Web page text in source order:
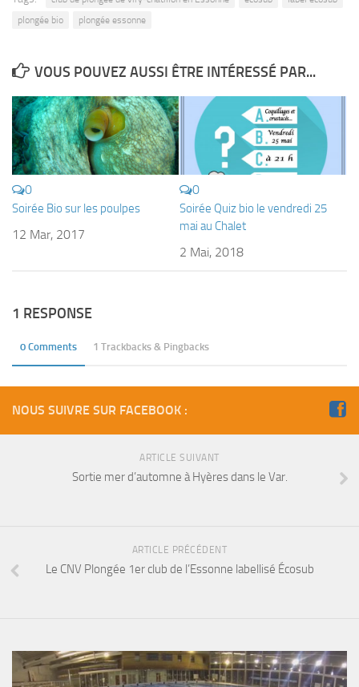
APNEE
SORTIES
Sorties 2026
Sorties 2025
Sorties 2024
Sorties 2019
Sorties 2016
Sorties 2015
AUDIOVISUEL
Peinture
plongée bio
plongée essonne
VOUS POUVEZ AUSSI ÊTRE INTÉRESSÉ PAR...
0
Soirée Bio sur les poulpes
12 Mar, 2017
0
Soirée Quiz bio le vendredi 25
mai au Chalet
2 Mai, 2018
1 RESPONSE
0 Comments 1 Trackbacks & Pingbacks
NOUS SUIVRE SUR FACEBOOK :
ARTICLE SUIVANT
Sortie mer d’automne à Hyères dans le Var.
ARTICLE PRÉCÉDENT
Le CNV Plongée 1er club de l’Essonne labellisé Écosub